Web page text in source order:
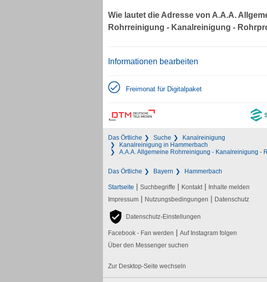
Wie lautet die Adresse von A.A.A.
Rohrreinigung - Kanalreinigung -
Informationen bearbeiten
Freimonat für Digitalpaket
Das Örtliche Suche
Kanalreinigung
Kanalreinigung in Hammerbach
A.A.A. Allgemeine Rohrreinigung - Kanalreinigung -
Das Örtliche Bayern Hammerbach
Startseite | Suchbegriffe | Kontakt | Inhalte melden
Impressum | Nutzungsbedingungen | Datenschutz
Datenschutz-Einstellungen
Facebook - Fan werden | Auf Instagram folgen
Über den Messenger suchen
Zur Desktop-Seite wechseln